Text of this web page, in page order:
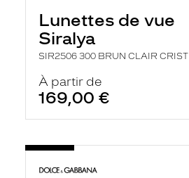
Lunettes de vue
Siralya
SIR2506 300 BRUN CLAIR CRIST
À partir de
169,00 €